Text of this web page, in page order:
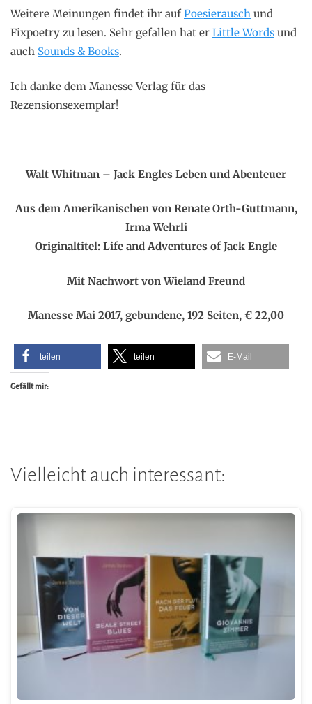
Weitere Meinungen findet ihr aufPoesierausch und
Fixpoetry zu lesen. Sehr gefallen hat er Little Words und
auch Sounds & Books.
Ich danke dem Manesse Verlag für das
Rezensionsexemplar!
Walt Whitman – Jack Engles Leben und Abenteuer
Aus dem Amerikanischen von Renate Orth-Guttmann,
Irma Wehrli
Originaltitel: Life and Adventures of Jack Engle
Mit Nachwort vonWieland Freund
Manesse Mai 2017, gebundene, 192 Seiten, € 22,00
teilen teilen E-Mail
Gefällt mir:
Vielleicht auch interessant: